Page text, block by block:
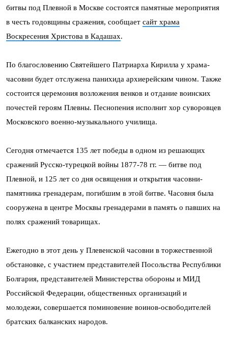
битвы под Плевной в Москве состоятся памятные мероприятия
в честь годовщины сражения, сообщает сайт храма
Воскресения Христова в Кадашах.
По благословению Святейшего Патриарха Кирилла у храма-
часовни будет отслужена панихида архиерейским чином. Также
состоится церемония возложения венков и отдание воинских
почестей героям Плевны. Песнопения исполнит хор суворовцев
Московского военно-музыкального училища.
Сегодня отмечается 135 лет победы в одном из решающих
сражений Русско-турецкой войны 1877-78 гг. — битве под
Плевной, и 125 лет со дня освящения и открытия часовни-
памятника гренадерам, погибшим в этой битве. Часовня была
сооружена в центре Москвы гренадерами в память о павших на
полях сражений товарищах.
Ежегодно в этот день у Плевенской часовни в торжественной
обстановке, с участием представителей Посольства Республики
Болгария, представителей Министерства обороны и МИД
Российской Федерации, общественных организаций и
молодежи, совершается поминовение воинов-освободителей
братских балканских народов.